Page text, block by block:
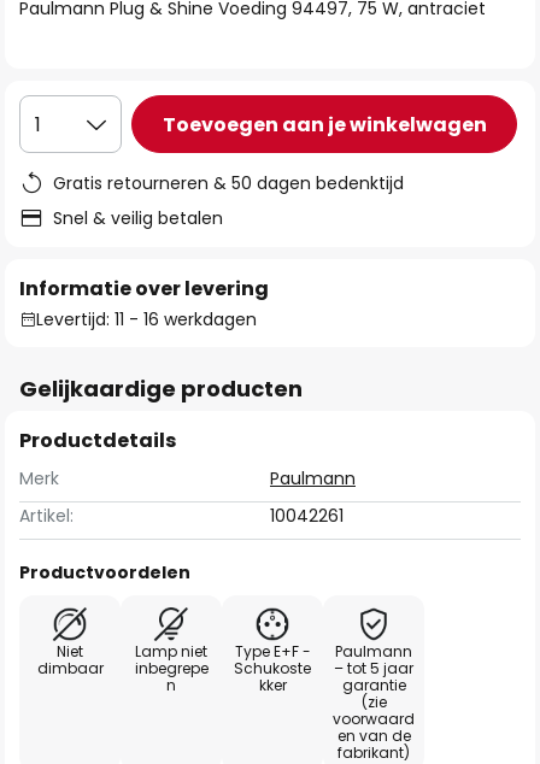
gallerij
Paulmann Plug & Shine Voeding 94497, 75 W, antraciet
1 Toevoegen aan je winkelwagen
Gratis retourneren & 50 dagen bedenktijd
Snel & veilig betalen
Informatie over levering
Levertijd: 11 - 16 werkdagen
Gelijkaardige producten
Productdetails
Merk
Paulmann
Artikel:
10042261
Productvoordelen
Niet
dimbaar
Lamp niet
inbegrepe
n
Type E+F -
Schukoste
kker
Paulmann
– tot 5 jaar
garantie
(zie
voorwaard
en van de
fabrikant)